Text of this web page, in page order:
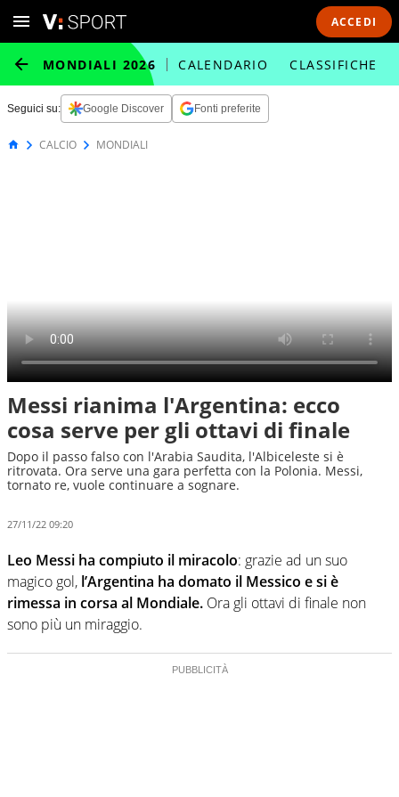
ACCEDI
MONDIALI 2026 CALENDARIO CLASSIFICHE
Seguici su: Google Discover Fonti preferite
CALCIO MONDIALI
Messi rianima l'Argentina: ecco
cosa serve per gli ottavi di finale
Dopo il passo falso con l'Arabia Saudita, l'Albiceleste si è
ritrovata. Ora serve una gara perfetta con la Polonia. Messi,
tornato re, vuole continuare a sognare.
27/11/22 09:20
Leo Messi ha compiuto il miracolo: grazie ad un suo
magico gol, l’Argentina ha domato il Messico e si è
rimessa in corsa al Mondiale. Ora gli ottavi di finale non
sono più un miraggio.